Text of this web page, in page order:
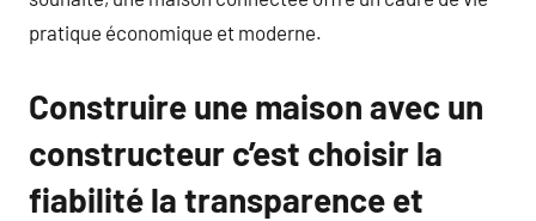
pratique économique et moderne.
Construire une maison avec un
constructeur c’est choisir la
fiabilité la transparence et